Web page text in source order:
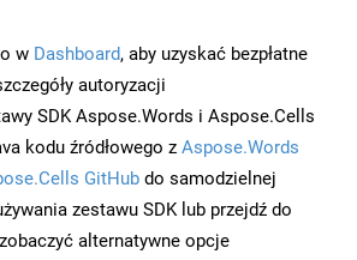
w Dashboard, aby uzyskać bezpłatne
autoryzacji
SDK Aspose.Words i Aspose.Cells
kodu źródłowego z Aspose.Words
GitHub do samodzielnej
zestawu SDK lub przejdź do
alternatywne opcje